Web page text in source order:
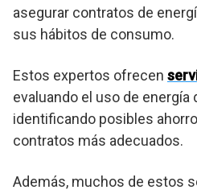
asegurar contratos de
sus hábitos de consumo.
Estos expertos ofrecen
evaluando el uso de energía
identificando posibles
contratos más adecuados.
Además, muchos de estos